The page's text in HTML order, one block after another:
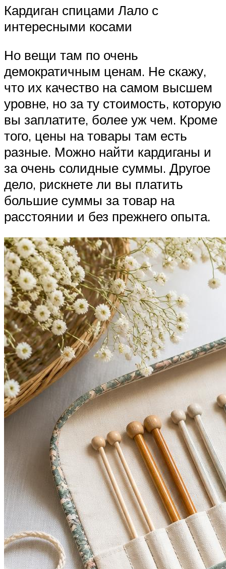
Кардиган спицами Лало с
интересными косами
Но вещи там по очень
демократичным ценам. Не скажу,
что их качество на самом высшем
уровне, но за ту стоимость, которую
вы заплатите, более уж чем. Кроме
того, цены на товары там есть
разные. Можно найти кардиганы и
за очень солидные суммы. Другое
дело, рискнете ли вы платить
большие суммы за товар на
расстоянии и без прежнего опыта.